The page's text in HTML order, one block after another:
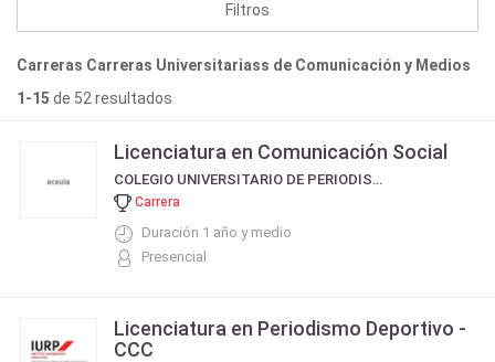
Filtros
Carreras Carreras Universitariass de Comunicación y Medios
1-15 de 52 resultados
Licenciatura en Comunicación Social
COLEGIO UNIVERSITARIO DE PERIODISMO
Carrera
Duración 1 año y medio
Presencial
Licenciatura en Periodismo Deportivo -
CCC